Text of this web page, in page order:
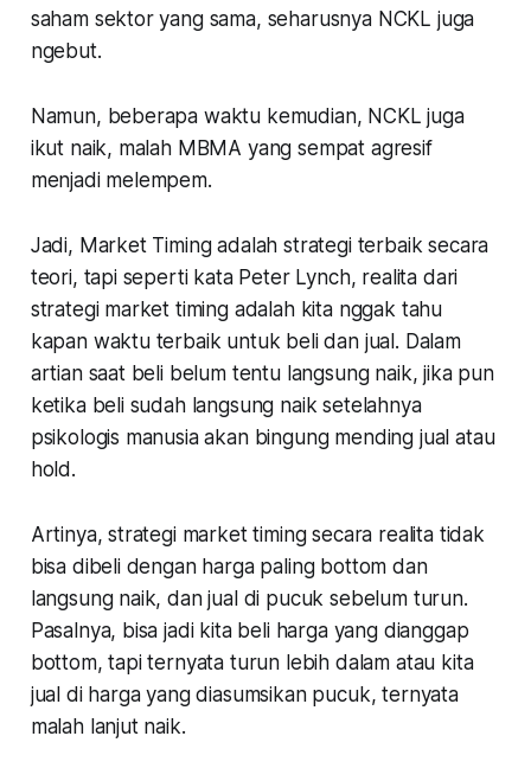
saham sektor yang sama, seharusnya NCKL juga
ngebut.
Namun, beberapa waktu kemudian, NCKL juga
ikut naik, malah MBMA yang sempat agresif
menjadi melempem.
Jadi, Market Timing adalah strategi terbaik secara
teori, tapi seperti kata Peter Lynch, realita dari
strategi market timing adalah kita nggak tahu
kapan waktu terbaik untuk beli dan jual. Dalam
artian saat beli belum tentu langsung naik, jika pun
ketika beli sudah langsung naik setelahnya
psikologis manusia akan bingung mending jual atau
hold.
Artinya, strategi market timing secara realita tidak
bisa dibeli dengan harga paling bottom dan
langsung naik, dan jual di pucuk sebelum turun.
Pasalnya, bisa jadi kita beli harga yang dianggap
bottom, tapi ternyata turun lebih dalam atau kita
jual di harga yang diasumsikan pucuk, ternyata
malah lanjut naik.